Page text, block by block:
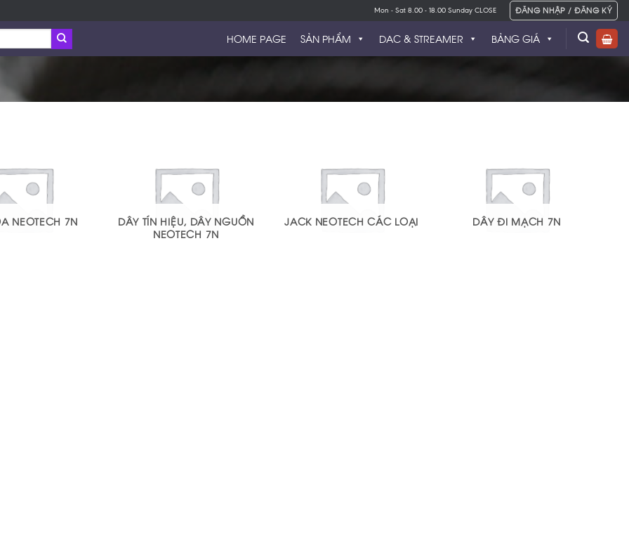
Mon - Sat 8.00 - 18.00 Sunday CLOSE ĐĂNG NHẬP / ĐĂNG KÝ
HOME PAGE SẢN PHẨM BẢNG GIÁ
DAC & STREAMER
NEOTECH 7N
DÂY TÍN HIỆU, DÂY NGUỒN
NEOTECH 7N
JACK NEOTECH CÁC LOẠI DÂY ĐI MẠCH 7N